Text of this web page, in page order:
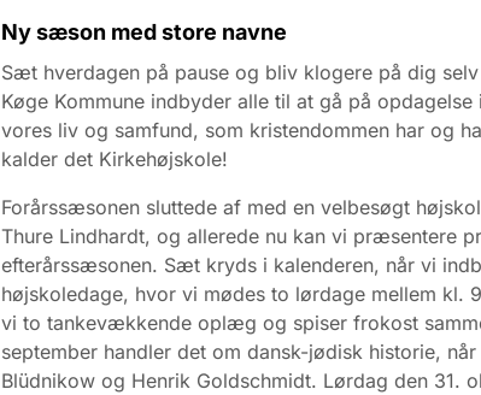
Ny sæson med store navne
Sæt hverdagen på pause og bliv klogere på dig
Køge Kommune indbyder alle til at gå på
vores liv og samfund, som kristendommen har og
kalder det Kirkehøjskole!
Forårssæsonen sluttede af med en velbesøgt
Thure Lindhardt, og allerede nu kan vi præsentere
efterårssæsonen. Sæt kryds i kalenderen, når vi
højskoledage, hvor vi mødes to lørdage mellem kl.
vi to tankevækkende oplæg og spiser frokost
september handler det om dansk-jødisk historie,
Blüdnikow og Henrik Goldschmidt. Lørdag den 31.